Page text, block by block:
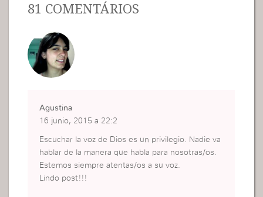
81 COMENTÁRIOS
Agustina
16 junio, 2015 a 22:2
Escuchar la voz de Dios es un privilegio. Nadie va
hablar de la manera que habla para nosotras/os.
Estemos siempre atentas/os a su voz.
Lindo post!!!